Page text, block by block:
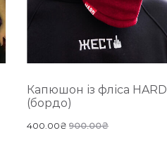
Капюшон із фліса HARD
(бордо)
900.00₴
400.00₴